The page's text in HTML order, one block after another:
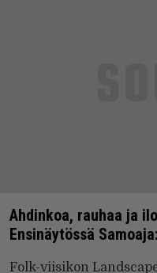
Ahdinkoa, rauhaa ja
Ensinäytössä
Folk-viisikon